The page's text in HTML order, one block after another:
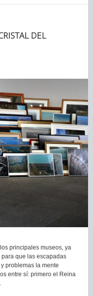
DEL
principales museos, ya
que las escapadas
problemas la mente
entre sí: primero el Reina